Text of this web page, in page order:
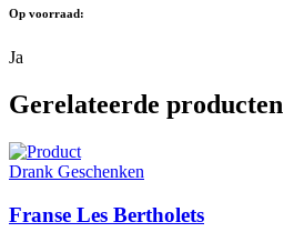
Op voorraad:
Ja
Gerelateerde producten
Drank Geschenken
Franse Les Bertholets